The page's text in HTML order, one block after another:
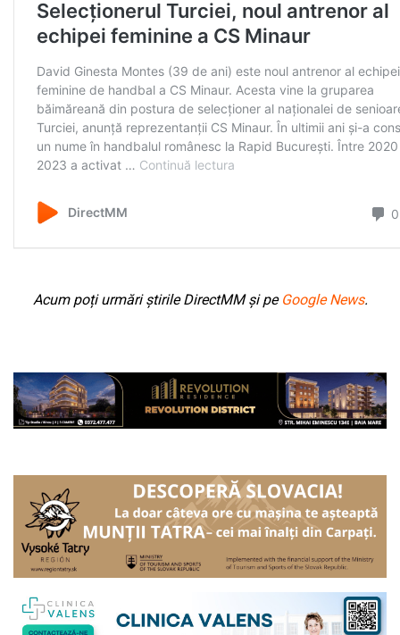
Acum poți urmări știrile DirectMM și pe Google News.